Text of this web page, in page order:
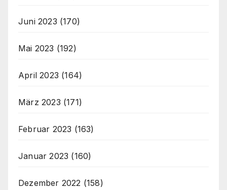
Juni 2023 (170)
Mai 2023 (192)
April 2023 (164)
März 2023 (171)
Februar 2023 (163)
Januar 2023 (160)
Dezember 2022 (158)